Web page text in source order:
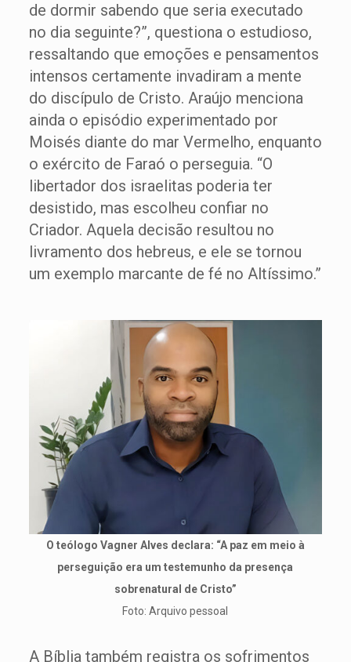
de dormir sabendo que seria executado
no dia seguinte?”, questiona o estudioso,
ressaltando que emoções e pensamentos
intensos certamente invadiram a mente
do discípulo de Cristo. Araújo menciona
ainda o episódio experimentado por
Moisés diante do mar Vermelho, enquanto
o exército de Faraó o perseguia. “O
libertador dos israelitas poderia ter
desistido, mas escolheu confiar no
Criador. Aquela decisão resultou no
livramento dos hebreus, e ele se tornou
um exemplo marcante de fé no Altíssimo.”
O teólogo Vagner Alves declara: “A paz em meio à
perseguição era um testemunho da presença
sobrenatural de Cristo”
Foto: Arquivo pessoal
A Bíblia também registra os sofrimentos